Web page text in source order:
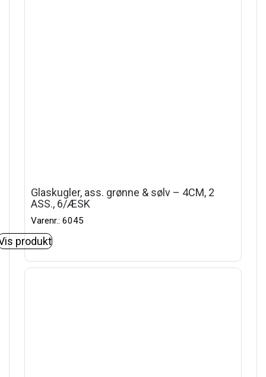
Glaskugler, ass. grønne & sølv – 4CM, 2
ASS., 6/ÆSK
Varenr.: 6045
produkt